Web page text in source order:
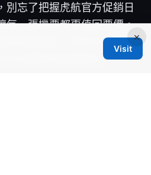
別忘了把握虎航官方促銷日
每一張機票都更值回票價。
與專屬優惠，請在官方網站
你的偏好與追蹤項目。
×
Visit